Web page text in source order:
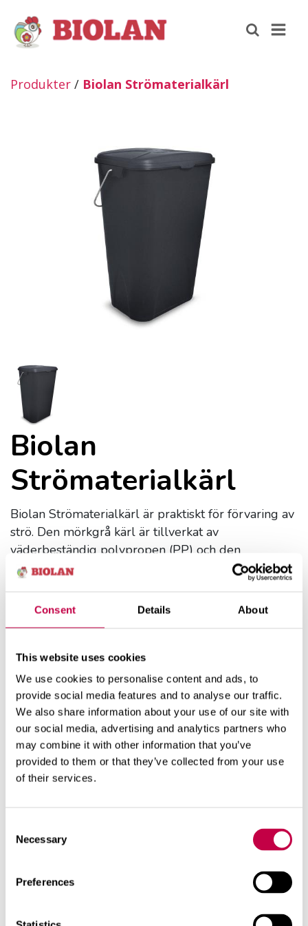
Consent Details About
This website uses cookies
We use cookies to personalise content and ads, to
provide social media features and to analyse our traffic.
We also share information about your use of our site with
our social media, advertising and analytics partners who
may combine it with other information that you’ve
provided to them or that they’ve collected from your use
of their services.
Selection
Necessary
Preferences
Produkter / Biolan Strömaterialkärl
Biolan
Strömaterialkärl
Biolan Strömaterialkärl är praktiskt för förvaring av
strö. Den mörkgrå kärl är tillverkat av
väderbeständig polypropen (PP) och den
har låsbart gångjärnslock och bärhandtag i metall.
volym: 45 l
täckmått: 41 x 31 cm (B x D)
höjd: 61 cm